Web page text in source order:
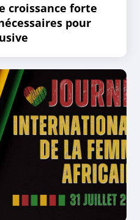
croissance forte
pour